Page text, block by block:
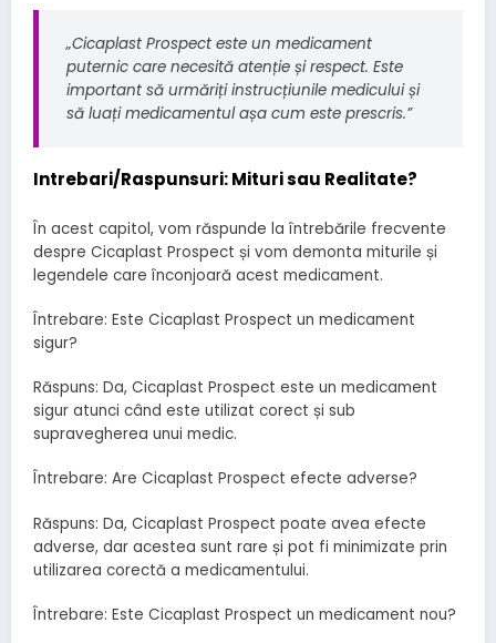
„Cicaplast Prospect este un medicament
puternic care necesită atenție și respect. Este
important să urmăriți instrucțiunile medicului și
să luați medicamentul așa cum este prescris.”
Intrebari/Raspunsuri: Mituri sau Realitate?
În acest capitol, vom răspunde la întrebările frecvente
despre Cicaplast Prospect și vom demonta miturile și
legendele care înconjoară acest medicament.
Întrebare: Este Cicaplast Prospect un medicament
sigur?
Răspuns: Da, Cicaplast Prospect este un medicament
sigur atunci când este utilizat corect și sub
supravegherea unui medic.
Întrebare: Are Cicaplast Prospect efecte adverse?
Răspuns: Da, Cicaplast Prospect poate avea efecte
adverse, dar acestea sunt rare și pot fi minimizate prin
utilizarea corectă a medicamentului.
Întrebare: Este Cicaplast Prospect un medicament nou?